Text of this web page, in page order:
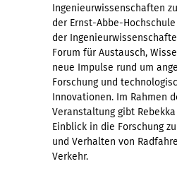
Ingenieurwissenschaften
der Ernst-Abbe-Hochschule
der
Forum für Austausch,
neue Impulse rund um
Forschung und
Innovationen. Im Rahmen
Veranstaltung gibt
Einblick in die Forschung
und Verhalten von
Verkehr.